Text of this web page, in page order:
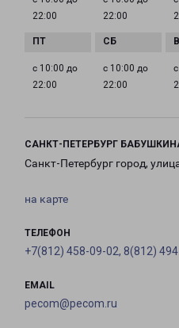
22:00
22:00
с 10:00 до
22:00
с 10:00 до
22:00
САНКТ-ПЕТЕРБУРГ
Санкт-Петербург город,
на карте
ТЕЛЕФОН
+7(812) 458-09-02, 8(812)
EMAIL
pecom@pecom.ru